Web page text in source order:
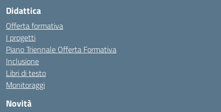
Didattica
Offerta formativa
I progetti
Piano Triennale Offerta Formativa
Inclusione
Libri di testo
Monitoraggi
Novità